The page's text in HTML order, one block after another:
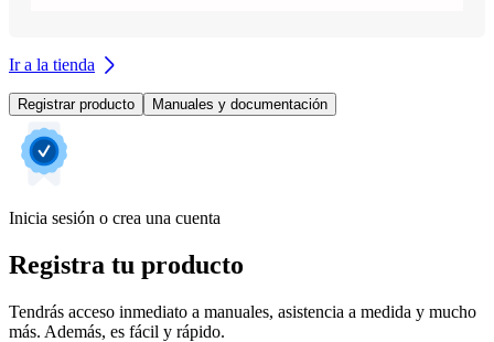
Ir a la tienda
Registrar producto Manuales y documentación
Inicia sesión o crea una cuenta
Registra tu producto
Tendrás acceso inmediato a manuales, asistencia a medida y mucho
más. Además, es fácil y rápido.